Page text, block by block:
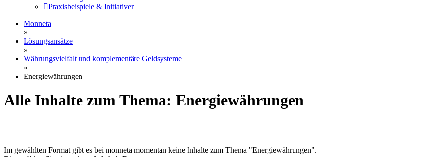
Praxisbeispiele & Initiativen
Monneta
»
Lösungsansätze
»
Währungsvielfalt und komplementäre Geldsysteme
»
Energiewährungen
Alle Inhalte zum Thema: Energiewährungen
Im gewählten Format gibt es bei monneta momentan keine Inhalte zum Thema "Energiewährungen".